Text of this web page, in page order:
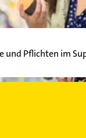
und Pflichten im